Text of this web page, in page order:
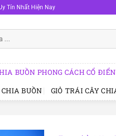
Tín Nhất Hiện Nay
BUỒN PHONG CÁCH CỔ ĐIỂN
BUỒN
GIỎ TRÁI CÂY